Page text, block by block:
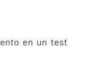
en un test